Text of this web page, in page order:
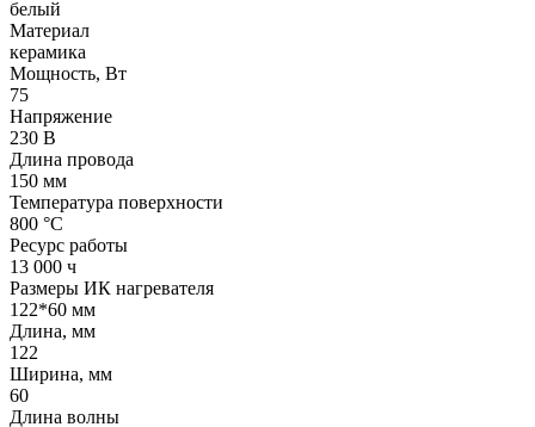
белый
Материал
керамика
Мощность, Вт
75
Напряжение
230 В
Длина провода
150 мм
Температура поверхности
800 °С
Ресурс работы
13 000 ч
Размеры ИК нагревателя
122*60 мм
Длина, мм
122
Ширина, мм
60
Длина волны